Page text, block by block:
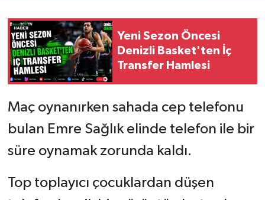
Yeni Sezon Öncesi
Denizli Basket'ten İç
Transfer Hamlesi
Maç oynanırken sahada cep telefonu
bulan Emre Sağlık elinde telefon ile bir
süre oynamak zorunda kaldı.
Top toplayıcı çocuklardan düşen